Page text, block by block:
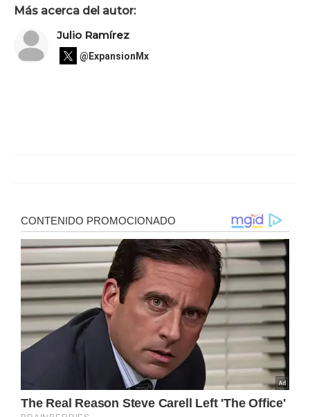
Más acerca del autor:
Julio Ramírez
@ExpansionMx